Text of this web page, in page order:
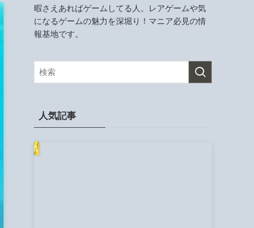
暇さえあればゲームしてる人。レアゲームや気
になるゲームの魅力を深堀り！マニア必見の情
報基地です。
人気記事